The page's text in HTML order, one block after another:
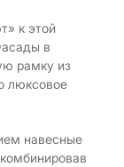
к этой
в
рамку из
люксовое
навесные